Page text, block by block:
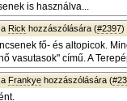
is használva...
Rick hozzászólására (#2397)
fő- és altopicok.
vasutasok" című. A
Frankye hozzászólására (